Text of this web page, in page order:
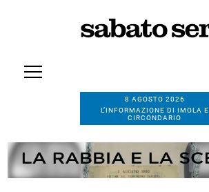
8 AGOSTO 2026
L’INFORMAZIONE DI IMOLA E
CIRCONDARIO